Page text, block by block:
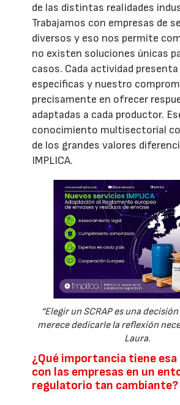
de las distintas realidades
Trabajamos con empresas de
diversos y eso nos permite
no existen soluciones únicas
casos. Cada actividad
específicas y nuestro
precisamente en ofrecer
adaptadas a cada productor.
conocimiento multisectorial
de los grandes valores
IMPLICA.
“Elegir un SCRAP es una
merece dedicarle la reflexión
Laura.
¿Qué importancia tiene esa
con las empresas en un
regulatorio tan cambiante?